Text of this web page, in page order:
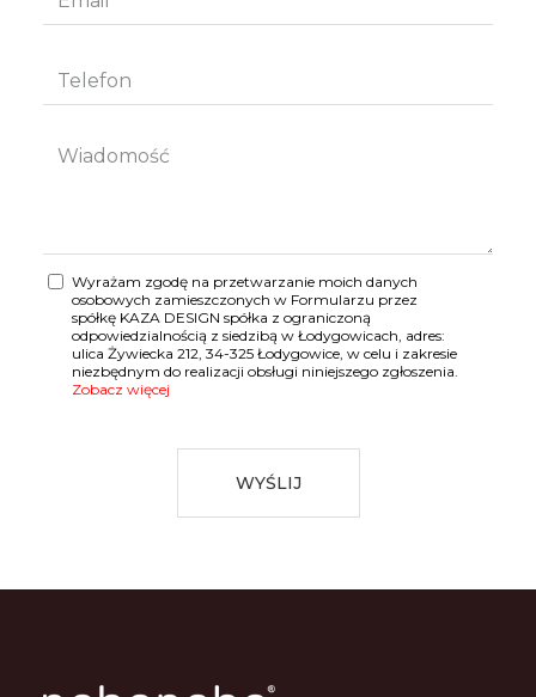
Wyrażam zgodę na przetwarzanie moich danych
osobowych zamieszczonych w Formularzu przez
spółkę KAZA DESIGN spółka z ograniczoną
odpowiedzialnością z siedzibą w Łodygowicach, adres:
ulica Żywiecka 212, 34-325 Łodygowice, w celu i zakresie
niezbędnym do realizacji obsługi niniejszego zgłoszenia.
Zobacz więcej
WYŚLIJ